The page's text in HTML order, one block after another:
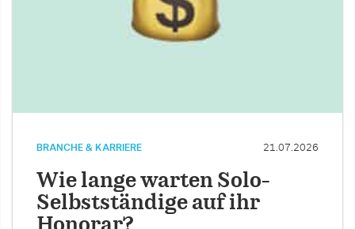
BRANCHE & KARRIERE 21.07.2026
Wie lange warten Solo-
Selbstständige auf ihr